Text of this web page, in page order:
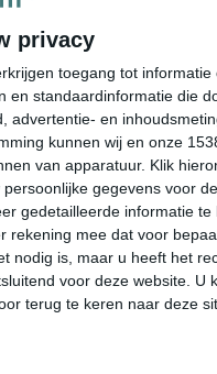
privacy
toegang tot
en standaardinformatie die
advertentie- en
kunnen wij en onze
van apparatuur. Klik
gegevens voor
gedetailleerde informatie te
rekening mee dat voor
nodig is, maar u heeft het
voor deze website. U
terug te keren naar deze
21°C
08:00
08:00
1 W 1